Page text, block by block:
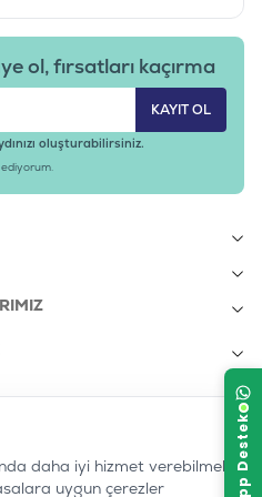
ol, fırsatları kaçırma
KAYIT OL
oluşturabilirsiniz.
212
MUTLU
daha iyi hizmet verebilmek
uygun çerezler